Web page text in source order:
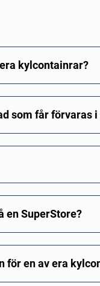
kylcontainrar?
som får förvaras
en SuperStore?
för en av era